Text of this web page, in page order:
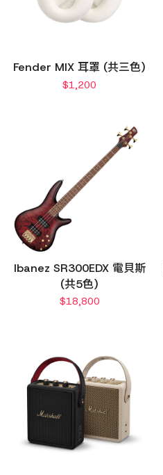
Fender MIX 耳罩 (共三色)
$1,200
Ibanez SR300EDX 電貝斯
(共5色)
$18,800